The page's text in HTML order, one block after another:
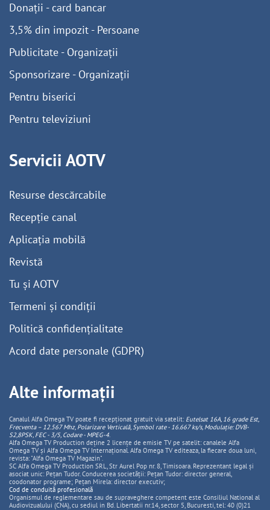
Donații - card bancar
3,5% din impozit - Persoane
Publicitate - Organizații
Sponsorizare - Organizații
Pentru biserici
Pentru televiziuni
Servicii AOTV
Resurse descărcabile
Recepție canal
Aplicația mobilă
Revistă
Tu și AOTV
Termeni și condiții
Politică confidențialitate
Acord date personale (GDPR)
Alte informații
Canalul Alfa Omega TV poate fi recepționat gratuit via satelit: Eutelsat 16A, 16 grade Est,
Frecventa – 12.567 Mhz, PolarizareVerticală, Symbol rate - 16.667 ks/s, Modulație: DVB-
S2,8PSK, FEC - 3/5, Codare - MPEG-4.
Alfa Omega TV Production deține 2 licențe de emisie TV pe satelit: canalele Alfa
Omega TV și Alfa Omega TV Internațional. Alfa Omega TV editeaza, la fiecare doua luni,
revista: "Alfa Omega TV Magazin".
SC Alfa Omega TV Production SRL, Str Aurel Pop nr. 8, Timisoara. Reprezentant legal și
asociat unic: Pețan Tudor. Conducerea societății: Pețan Tudor: director general,
coodonator programe; Pețan Mirela: director executiv;
Cod de conduită profesională
Organismul de reglementare sau de supraveghere competent este Consiliul National al
Audiovizualului (CNA), cu sediul in Bd. Libertatii nr.14, sector 5, Bucuresti, tel: 40 (0)21